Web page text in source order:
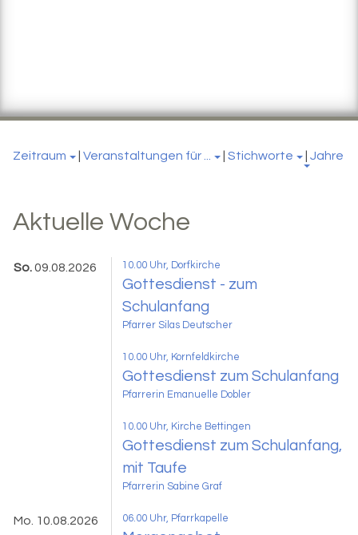
Zeitraum Veranstaltungen für ... Stichworte Jahre
Aktuelle Woche
So.09.08.2026 10.00 Uhr, Dorfkirche
Gottesdienst - zum
Schulanfang
Pfarrer Silas Deutscher
10.00 Uhr, Kornfeldkirche
Gottesdienst zum Schulanfang
Pfarrerin Emanuelle Dobler
10.00 Uhr, Kirche Bettingen
Gottesdienst zum Schulanfang,
mit Taufe
Pfarrerin Sabine Graf
Mo. 10.08.2026 06.00 Uhr, Pfarrkapelle